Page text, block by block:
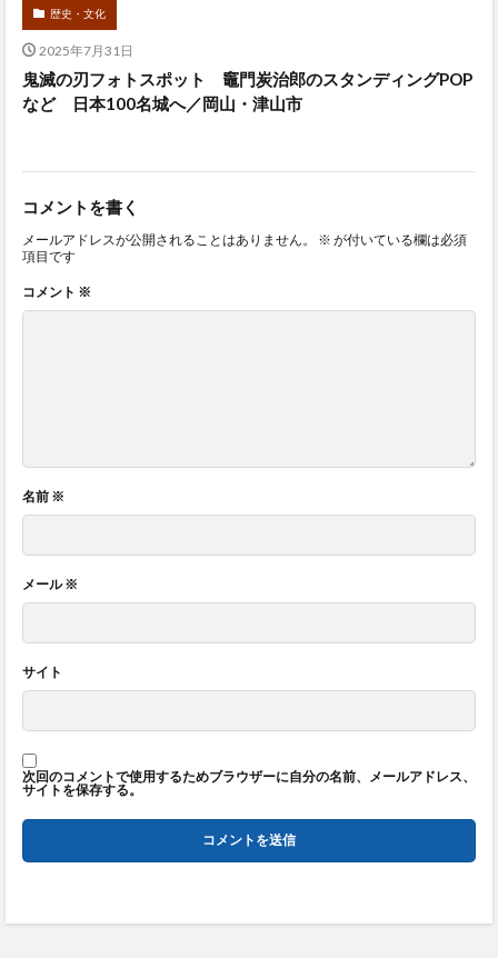
歴史・文化
2025年7月31日
鬼滅の刃フォトスポット 竈門炭治郎のスタンディングPOP
など 日本100名城へ／岡山・津山市
コメントを書く
メールアドレスが公開されることはありません。 ※ が付いている欄は必須
項目です
コメント ※
名前 ※
メール※
サイト
次回のコメントで使用するためブラウザーに自分の名前、メールアドレス、
サイトを保存する。